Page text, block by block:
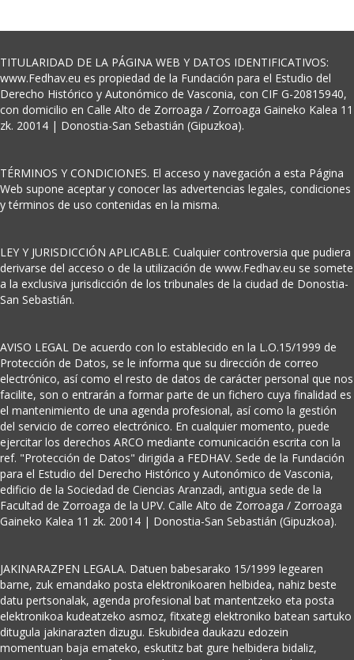
TITULARIDAD DE LA PÁGINA WEB Y DATOS IDENTIFICATIVOS:
www.Fedhav.eu es propiedad de la Fundación para el Estudio del
Derecho Histórico y Autonómico de Vasconia, con CIF G-20815940,
con domicilio en Calle Alto de Zorroaga / Zorroaga Gaineko Kalea 11
zk. 20014 | Donostia-San Sebastián (Gipuzkoa).
TÉRMINOS Y CONDICIONES. El acceso y navegación a esta Página
Web supone aceptar y conocer las advertencias legales, condiciones
y términos de uso contenidas en la misma.
LEY Y JURISDICCIÓN APLICABLE. Cualquier controversia que pudiera
derivarse del acceso o de la utilización de www.Fedhav.eu se somete
a la exclusiva jurisdicción de los tribunales de la ciudad de Donostia-
San Sebastián.
AVISO LEGAL De acuerdo con lo establecido en la L.O.15/1999 de
Protección de Datos, se le informa que su dirección de correo
electrónico, así como el resto de datos de carácter personal que nos
facilite, son o entrarán a formar parte de un fichero cuya finalidad es
el mantenimiento de una agenda profesional, así como la gestión
del servicio de correo electrónico. En cualquier momento, puede
ejercitar los derechos ARCO mediante comunicación escrita con la
ref. "Protección de Datos" dirigida a FEDHAV. Sede de la Fundación
para el Estudio del Derecho Histórico y Autonómico de Vasconia,
edificio de la Sociedad de Ciencias Aranzadi, antigua sede de la
Facultad de Zorroaga de la UPV. Calle Alto de Zorroaga / Zorroaga
Gaineko Kalea 11 zk. 20014 | Donostia-San Sebastián (Gipuzkoa).
JAKINARAZPEN LEGALA. Datuen babesarako 15/1999 legearen
barne, zuk emandako posta elektronikoaren helbidea, nahiz beste
datu pertsonalak, agenda profesional bat mantentzeko eta posta
elektronikoa kudeatzeko asmoz, fitxategi elektroniko batean sartuko
ditugula jakinarazten dizugu. Eskubidea daukazu edozein
momentuan baja emateko, eskutitz bat gure helbidera bidaliz,